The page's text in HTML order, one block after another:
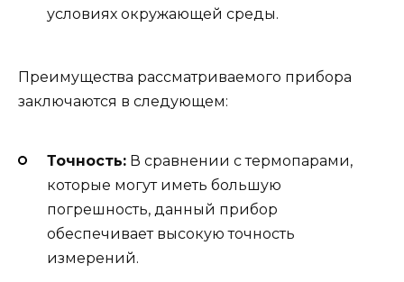
условиях окружающей среды.
Преимущества рассматриваемого прибора
заключаются в следующем:
Точность: В сравнении с термопарами,
которые могут иметь большую
погрешность, данный прибор
обеспечивает высокую точность
измерений.